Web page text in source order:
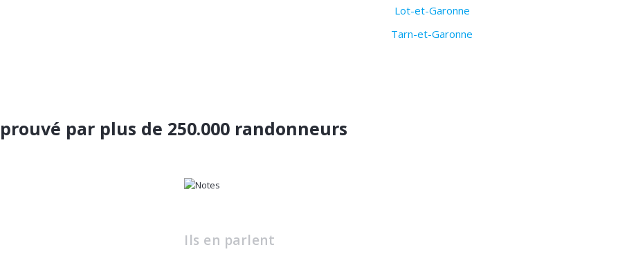
Lot-et-Garonne
Tarn-et-Garonne
par plus de 250.000 randonneurs
Ils en parlent